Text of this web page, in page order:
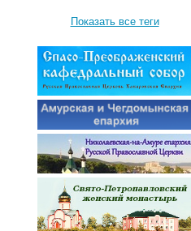
Показать все теги